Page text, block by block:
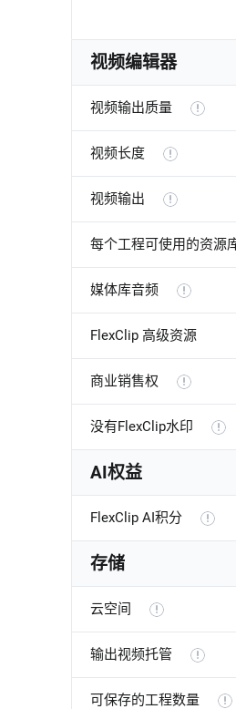
视频编辑器
视频输出质量
视频长度
视频输出
每个工程可使用的资源
媒体库音频
FlexClip 高级资源
商业销售权
没有FlexClip水印
AI权益
FlexClip AI积分
存储
云空间
输出视频托管
可保存的工程数量